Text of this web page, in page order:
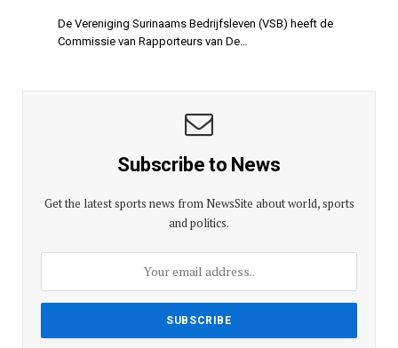
De Vereniging Surinaams Bedrijfsleven (VSB) heeft de
Commissie van Rapporteurs van De…
Subscribe to News
Get the latest sports news from NewsSite about world, sports
and politics.